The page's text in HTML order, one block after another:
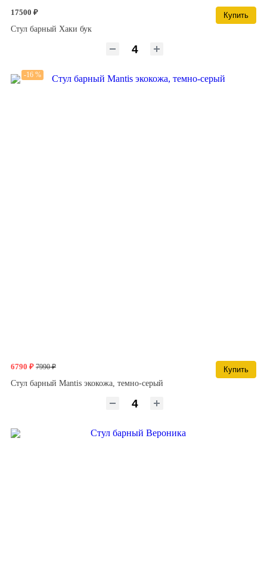
17500 ₽
Купить
Стул барный Хаки бук
6790 ₽ 7990 ₽
-16 %
Купить
Стул барный Mantis экокожа, темно-серый